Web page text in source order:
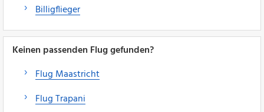
Billigflieger
Keinen passenden Flug gefunden?
Flug Maastricht
Flug Trapani